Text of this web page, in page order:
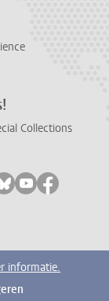
Collections
op instagram
ons op linkedin
Volg ons op
Volg ons op
informatie.